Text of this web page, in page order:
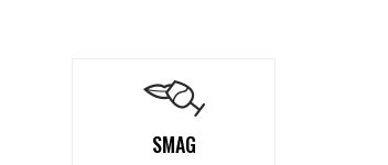
SMAG